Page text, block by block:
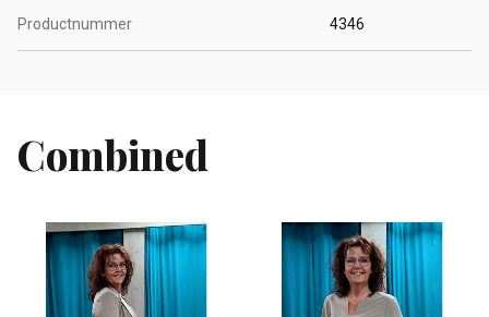
Productnummer 4346
Combined